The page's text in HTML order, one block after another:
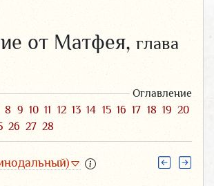
от Матфея, глава
Оглавление
8 9 10 11 12 13 14 15 16 17 18 19 20
26 27 28